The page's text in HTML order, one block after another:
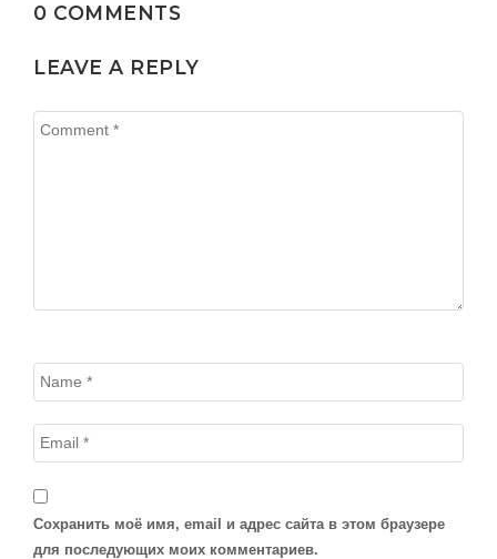
0 COMMENTS
LEAVE A REPLY
Сохранить моё имя, email и адрес сайта в этом браузере
для последующих моих комментариев.